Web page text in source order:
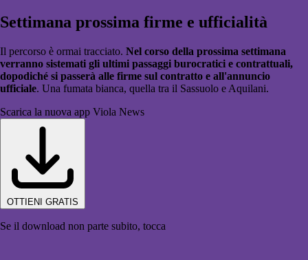
Settimana prossima firme e ufficialità
Il percorso è ormai tracciato. Nel corso della prossima settimana
verranno sistemati gli ultimi passaggi burocratici e contrattuali,
dopodiché si passerà alle firme sul contratto e all'annuncio
ufficiale. Una fumata bianca, quella tra il Sassuolo e Aquilani.
Scarica la nuova app Viola News
OTTIENI GRATIS
Se il download non parte subito, tocca